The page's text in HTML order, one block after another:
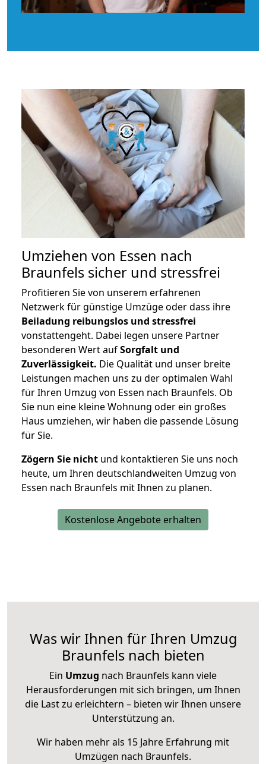
Umziehen von Essen nach
Braunfels sicher und stressfrei
Profitieren Sie von unserem erfahrenen
Netzwerk für günstige Umzüge oder dass ihre
Beiladung reibungslos und stressfrei
vonstattengeht. Dabei legen unsere Partner
besonderen Wert aufSorgfalt und
Zuverlässigkeit. Die Qualität und unser breite
Leistungen machen uns zu der optimalen Wahl
für Ihren Umzug von Essen nach Braunfels. Ob
Sie nun eine kleine Wohnung oder ein großes
Haus umziehen, wir haben die passende Lösung
für Sie.
Zögern Sie nicht und kontaktieren Sie uns noch
heute, um Ihren deutschlandweiten Umzug von
Essen nach Braunfels mit Ihnen zu planen.
Kostenlose Angebote erhalten
Was wir Ihnen für Ihren Umzug
Braunfels nach bieten
Ein Umzug nach Braunfels kann viele
Herausforderungen mit sich bringen, um Ihnen
die Last zu erleichtern – bieten wir Ihnen unsere
Unterstützung an.
Wir haben mehr als 15 Jahre Erfahrung mit
Umzügen nach Braunfels.